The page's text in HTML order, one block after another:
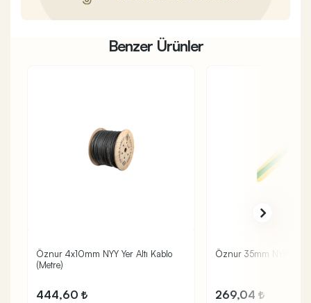
Benzer Ürünler
Öznur 4x10mm NYY Yer Altı Kablo
(Metre)
444,60
Öznur 35mm NYAF
269,04